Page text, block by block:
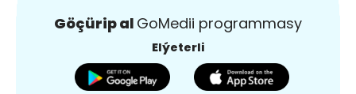
Göçürip al GoMedii programmasy
Elýeterli